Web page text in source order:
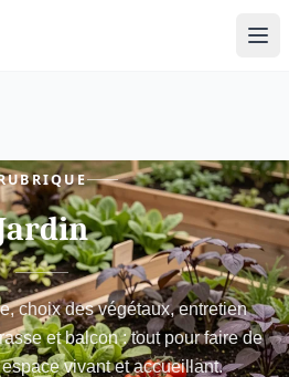
choix des végétaux, entretien
et balcon : tout pour faire de
vivant et accueillant.